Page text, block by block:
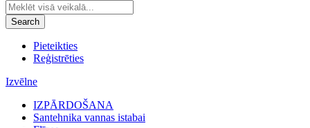
Search
Pieteikties
Reģistrēties
Izvēlne
IZPĀRDOŠANA
Santehnika vannas istabai